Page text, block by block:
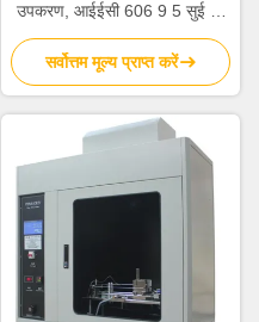
उपकरण, आईईसी 606 9 5 सुई लौ
टेस्ट चैंबर
सर्वोत्तम मूल्य प्राप्त करें